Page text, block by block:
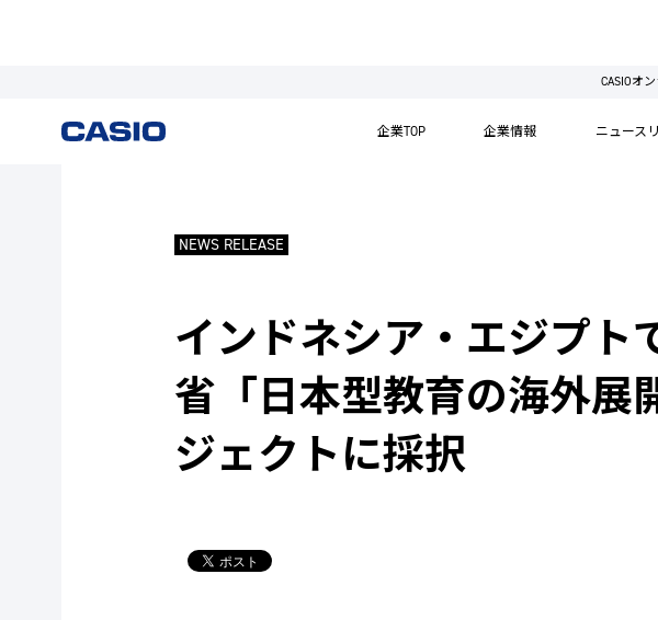
CASIOオ
企業TOP 企業情報 ニュース
NEWS RELEASE
インドネシア・エジプト
省「日本型教育の海外展
ジェクトに採択